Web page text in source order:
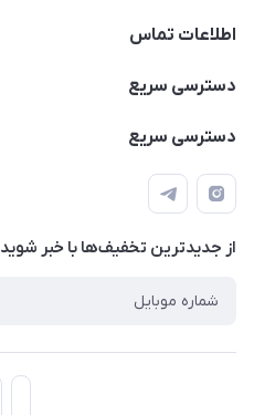
اطلاعات تماس
۰۹۳۵۶۰۴۰۳۶۵
سیمای ورزش
دسترسی سریع
اسکیت فلایینگ ایگل
اسکیت دخترانه
دسترسی سریع
اسکوتر برقی دخترانه
اسکیت روسز
اسکوتر
از جدید‌ترین تخفیف‌ها با‌ خبر شوید